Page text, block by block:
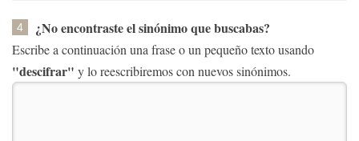
4 ¿No encontraste el sinónimo que buscabas?
Escribe a continuación una frase o un pequeño texto usando
"descifrar" y lo reescribiremos con nuevos sinónimos.